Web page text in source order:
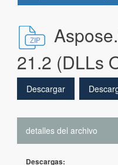
21.2 (DLLs
Descargar
detalles del archivo
Descargas: